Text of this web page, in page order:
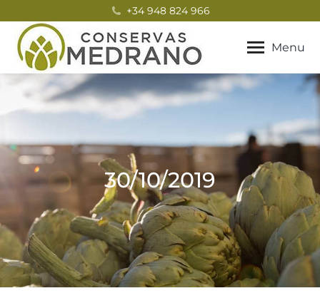
+34 948 824 966
Menu
30/10/2019